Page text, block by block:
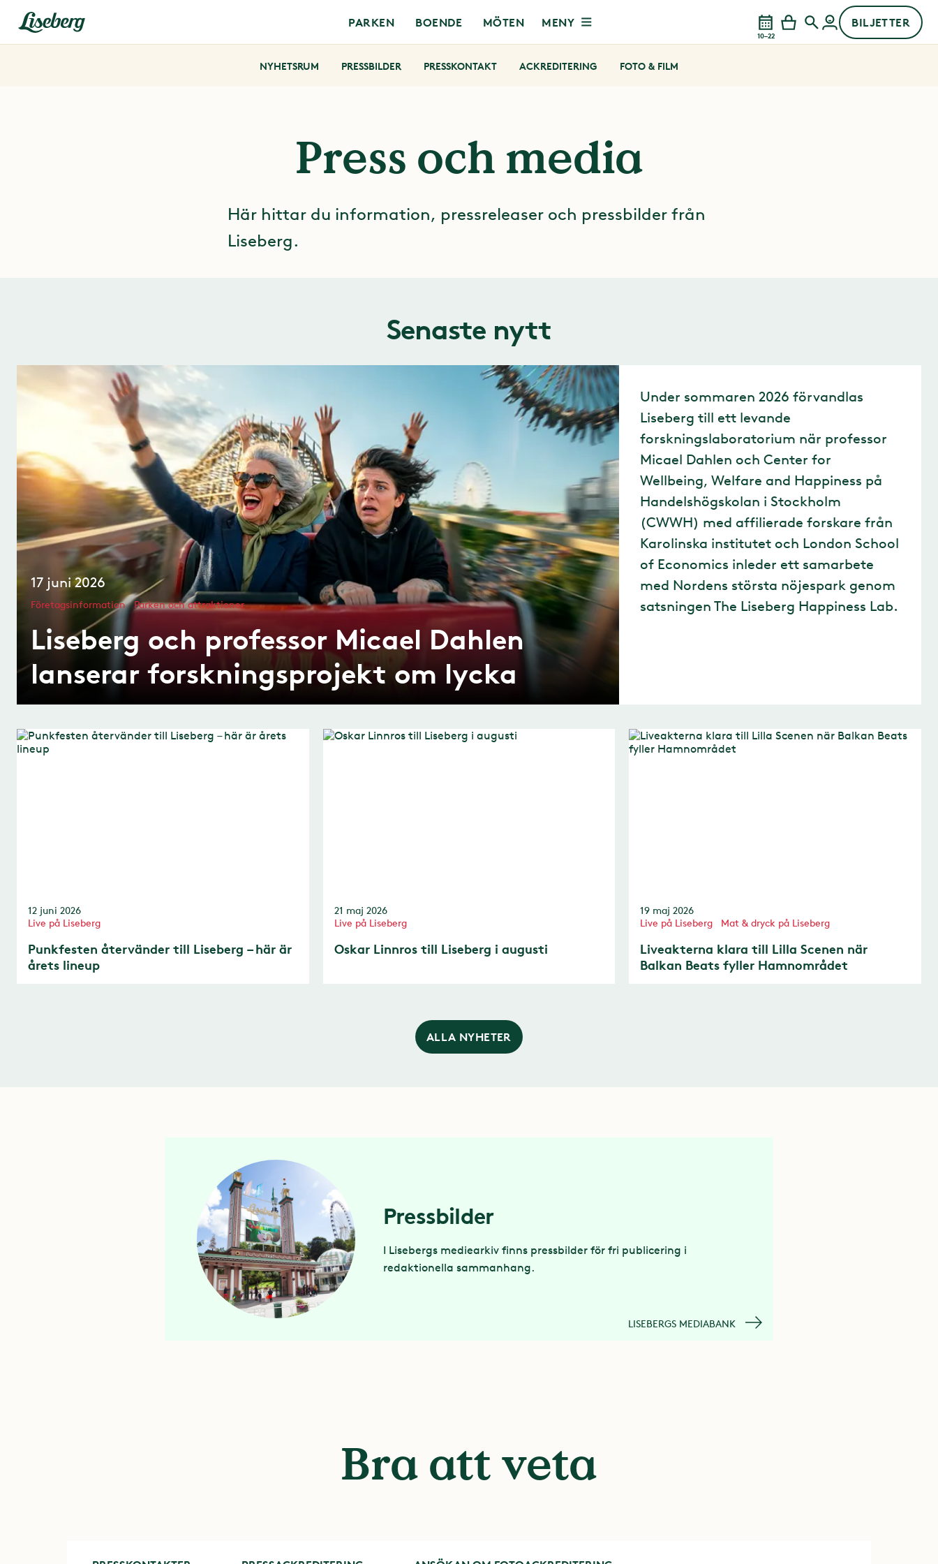
10–22
BILJETTER
PARKEN BOENDE MÖTEN MENY
NYHETSRUM PRESSBILDER PRESSKONTAKT ACKREDITERING FOTO & FILM
Press och media
Här hittar du information, pressreleaser och pressbilder från
Liseberg.
Senaste nytt
17 juni 2026
Företagsinformation Parken och attraktioner
Liseberg och professor Micael Dahlen
lanserar forskningsprojekt om lycka
Under sommaren 2026 förvandlas
Liseberg till ett levande
forskningslaboratorium när professor
Micael Dahlen och Center for
Wellbeing, Welfare and Happiness på
Handelshögskolan i Stockholm
(CWWH) med affilierade forskare från
Karolinska institutet och London School
of Economics inleder ett samarbete
med Nordens största nöjespark genom
satsningen The Liseberg Happiness Lab.
12 juni 2026
Live på Liseberg
Punkfesten återvänder till Liseberg – här är
årets lineup
21 maj 2026
Live på Liseberg
Oskar Linnros till Liseberg i augusti
19 maj 2026
Live på Liseberg
Mat & dryck på Liseberg
Liveakterna klara till Lilla Scenen när
Balkan Beats fyller Hamnområdet
ALLA NYHETER
Pressbilder
I Lisebergs mediearkiv finns pressbilder för fri publicering i
redaktionella sammanhang.
LISEBERGS MEDIABANK
Bra att veta